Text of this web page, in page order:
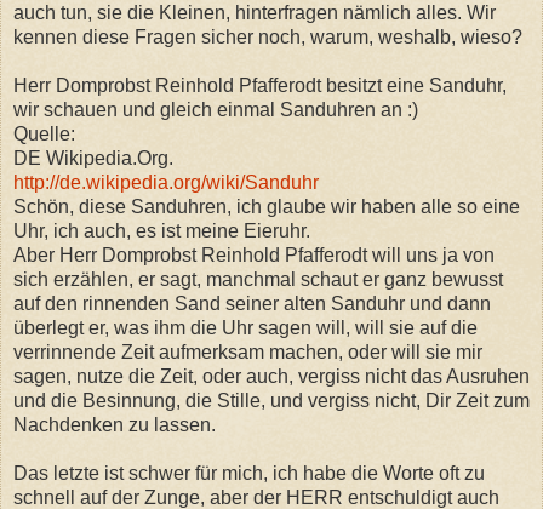
auch tun, sie die Kleinen, hinterfragen nämlich alles. Wir
kennen diese Fragen sicher noch, warum, weshalb, wieso?
Herr Domprobst Reinhold Pfafferodt besitzt eine Sanduhr,
wir schauen und gleich einmal Sanduhren an :)
Quelle:
DE Wikipedia.Org.
http://de.wikipedia.org/wiki/Sanduhr
Schön, diese Sanduhren, ich glaube wir haben alle so eine
Uhr, ich auch, es ist meine Eieruhr.
Aber Herr Domprobst Reinhold Pfafferodt will uns ja von
sich erzählen, er sagt, manchmal schaut er ganz bewusst
auf den rinnenden Sand seiner alten Sanduhr und dann
überlegt er, was ihm die Uhr sagen will, will sie auf die
verrinnende Zeit aufmerksam machen, oder will sie mir
sagen, nutze die Zeit, oder auch, vergiss nicht das Ausruhen
und die Besinnung, die Stille, und vergiss nicht, Dir Zeit zum
Nachdenken zu lassen.
Das letzte ist schwer für mich, ich habe die Worte oft zu
schnell auf der Zunge, aber der HERR entschuldigt auch